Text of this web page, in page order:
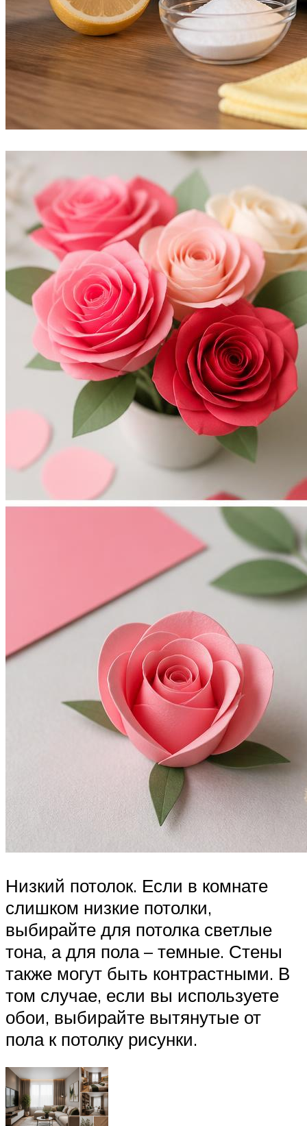
Низкий потолок. Если в комнате
слишком низкие потолки,
выбирайте для потолка светлые
тона, а для пола – темные. Стены
также могут быть контрастными. В
том случае, если вы используете
обои, выбирайте вытянутые от
пола к потолку рисунки.